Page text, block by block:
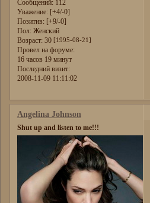
Сообщений:112
Уважение: [+4/-0]
Позитив: [+9/-0]
Пол:Женский
Возраст:30 [1995-08-21]
Провел на форуме:
16 часов 19 минут
Последний визит:
2008-11-09 11:11:02
Angelina Johnson
Shut up and listen to me!!!